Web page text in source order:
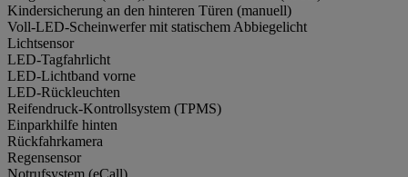
Kindersicherung an den hinteren Türen (manuell)
Voll-LED-Scheinwerfer mit statischem Abbiegelicht
Lichtsensor
LED-Tagfahrlicht
LED-Lichtband vorne
LED-Rückleuchten
Reifendruck-Kontrollsystem (TPMS)
Einparkhilfe hinten
Rückfahrkamera
Regensensor
Notrufsystem (eCall)